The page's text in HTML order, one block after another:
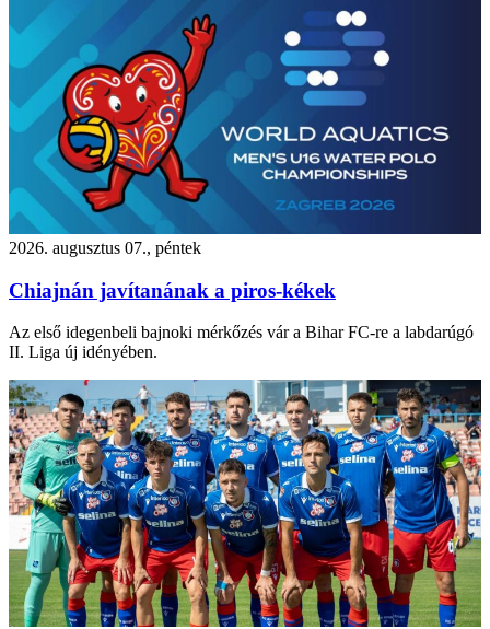
2026. augusztus 07., péntek
Chiajnán javítanának a piros-kékek
Az első idegenbeli bajnoki mérkőzés vár a Bihar FC-re a labdarúgó
II. Liga új idényében.